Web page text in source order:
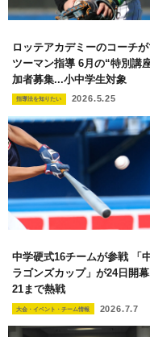
ロッテアカデミーのコーチ
ツーマン指導 6月の“特別講
加者募集...小中学生対象
指導法を知りたい 2026.5.25
中学硬式16チームが参戦 「
ラゴンズカップ」が24日開幕
21まで熱戦
大会・イベント・チーム情報 2026.7.7